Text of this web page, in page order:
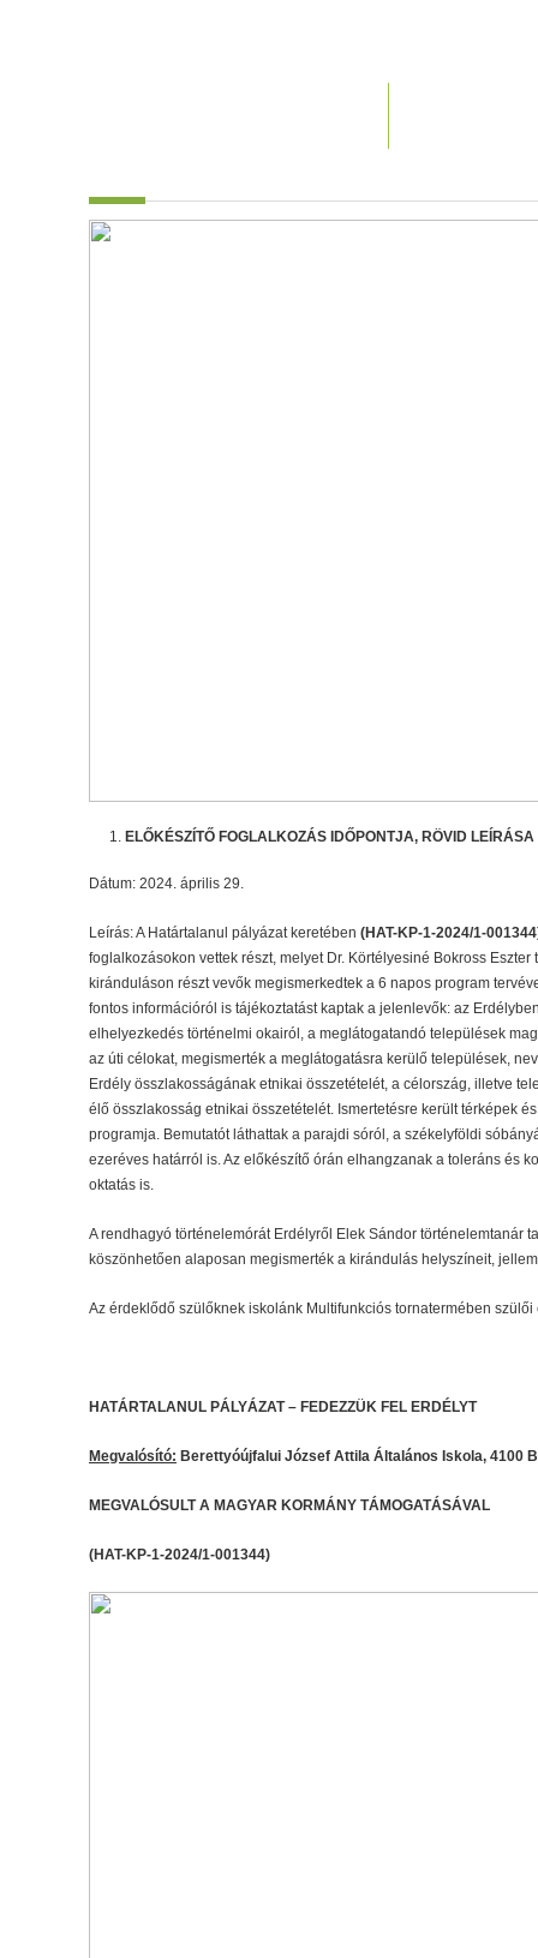
ELŐKÉSZÍTŐ FOGLALKOZÁS IDŐPONTJA, RÖVID LEÍRÁSA
Dátum: 2024. április 29.
Leírás: A Határtalanul pályázat keretében (HAT-KP-1-2024/1-
foglalkozásokon vettek részt, melyet Dr. Körtélyesiné Bokross
kiránduláson részt vevők megismerkedtek a 6 napos program
fontos információról is tájékoztatást kaptak a jelenlevők: az
elhelyezkedés történelmi okairól, a meglátogatandó települések
az úti célokat, megismerték a meglátogatásra kerülő települések,
Erdély összlakosságának etnikai összetételét, a célország, illetve
élő összlakosság etnikai összetételét. Ismertetésre került térképek
programja. Bemutatót láthattak a parajdi sóról, a székelyföldi
ezeréves határról is. Az előkészítő órán elhangzanak a toleráns és
oktatás is.
A rendhagyó történelemórát Erdélyről Elek Sándor történelemtanár
köszönhetően alaposan megismerték a kirándulás helyszíneit,
Az érdeklődő szülőknek iskolánk Multifunkciós tornatermében
HATÁRTALANUL PÁLYÁZAT – FEDEZZÜK FEL ERDÉLYT
Megvalósító: Berettyóújfalui József Attila Általános Iskola, 4100
MEGVALÓSULT A MAGYAR KORMÁNY TÁMOGATÁSÁVAL
(HAT-KP-1-2024/1-001344)